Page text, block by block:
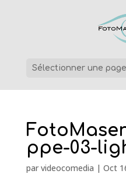
Sélectionner une page
ppe-03-
par videocomedia | Oct